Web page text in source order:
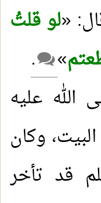
«لو قلتُ
»
.
الله عليه
وكان
قد تأخر